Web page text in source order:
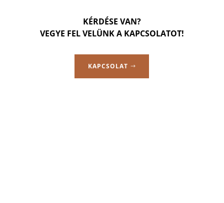
KÉRDÉSE VAN?
VEGYE FEL VELÜNK A KAPCSOLATOT!
KAPCSOLAT